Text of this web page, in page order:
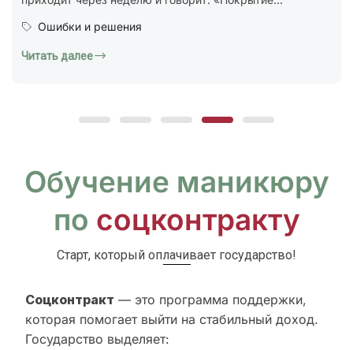
Юридическая грамотность
Обучение маникюру
по соцконтракту
Старт, который оплачивает государство!
Соцконтракт — это программа поддержки,
которая помогает выйти на стабильный доход.
Государство выделяет: